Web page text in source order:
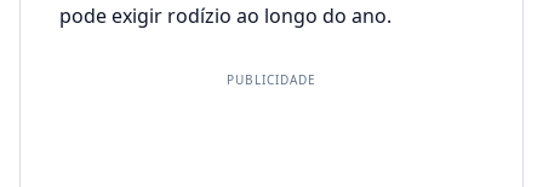
pode exigir rodízio ao longo do ano.
PUBLICIDADE